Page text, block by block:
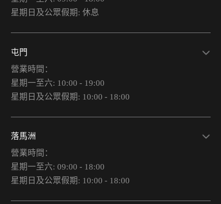
星期日及公眾假期: 休息
屯門
營業時間：
星期一至六: 10:00 - 19:00
星期日及公眾假期: 10:00 - 18:00
落馬洲
營業時間：
星期一至六: 09:00 - 18:00
星期日及公眾假期: 10:00 - 18:00